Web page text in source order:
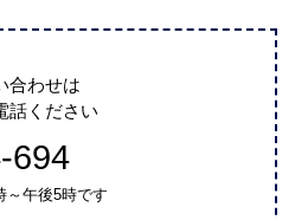
合わせは
話ください
694
～午後5時です